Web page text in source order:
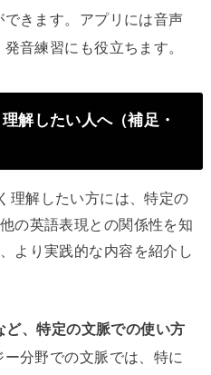
きます。アプリには音声
音練習にも役立ちます。
解したい人へ（補足・
理解したい方には、特定の
の英語表現との関係性を知
より実践的な内容を紹介し
ど、特定の文脈での使い方
分野での文脈では、特に